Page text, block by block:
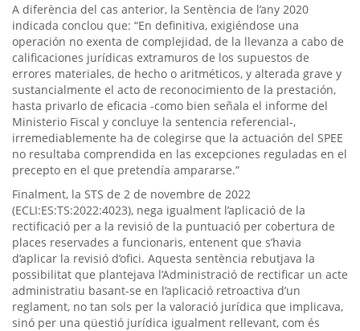
A diferència del cas anterior, la Sentència de l’any 2020
indicada conclou que: “En definitiva, exigiéndose una
operación no exenta de complejidad, de la llevanza a cabo de
calificaciones jurídicas extramuros de los supuestos de
errores materiales, de hecho o aritméticos, y alterada grave y
sustancialmente el acto de reconocimiento de la prestación,
hasta privarlo de eficacia -como bien señala el informe del
Ministerio Fiscal y concluye la sentencia referencial-,
irremediablemente ha de colegirse que la actuación del SPEE
no resultaba comprendida en las excepciones reguladas en el
precepto en el que pretendía ampararse.”
Finalment, la STS de 2 de novembre de 2022
(ECLI:ES:TS:2022:4023), nega igualment l’aplicació de la
rectificació per a la revisió de la puntuació per cobertura de
places reservades a funcionaris, entenent que s’havia
d’aplicar la revisió d’ofici. Aquesta sentència rebutjava la
possibilitat que plantejava l’Administració de rectificar un acte
administratiu basant-se en l’aplicació retroactiva d’un
reglament, no tan sols per la valoració jurídica que implicava,
sinó per una qüestió jurídica igualment rellevant, com és